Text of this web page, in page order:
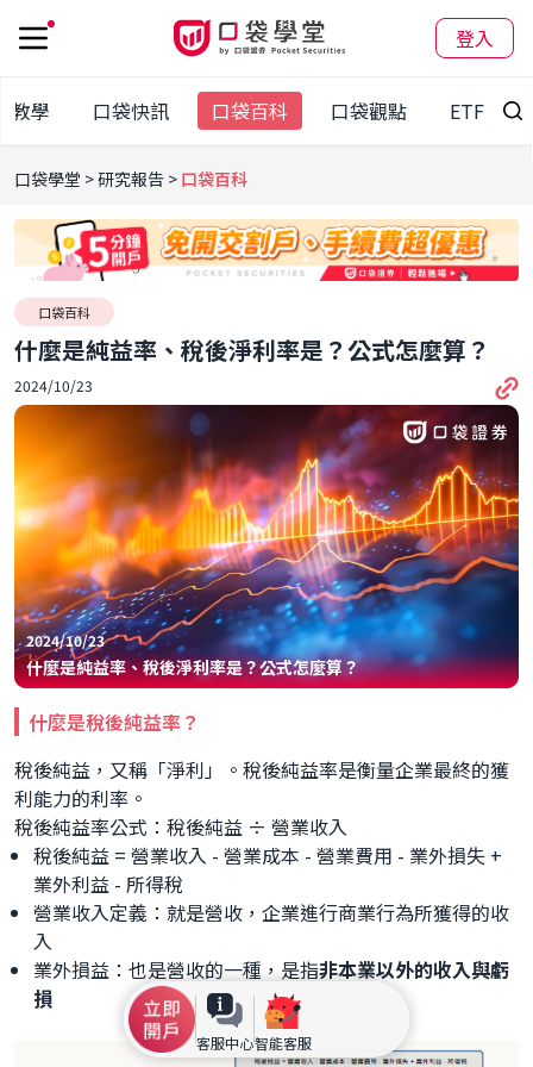
登入
客服中心智能客服
教學 口袋快訊 口袋百科 口袋觀點 ETF
口袋學堂 研究報告 口袋百科
口袋百科
什麼是純益率、稅後淨利率是？公式怎麼算？
2024/10/23
2024/10/23
什麼是純益率、稅後淨利率是？公式怎麼算？
什麼是稅後純益率？
稅後純益，又稱「淨利」。稅後純益率是衡量企業最終的獲
利能力的利率。
稅後純益率公式：稅後純益 ÷ 營業收入
稅後純益 = 營業收入 - 營業成本 - 營業費用 - 業外損失 +
業外利益 - 所得稅
營業收入定義：就是營收，企業進行商業行為所獲得的收
入
業外損益：也是營收的一種，是指非本業以外的收入與虧
損